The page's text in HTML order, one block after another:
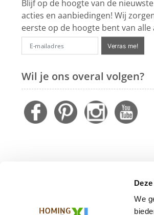
We
Blijf op de hoogte van de
acties en aanbiedingen! Wij
eerste op de hoogte bent van alle
Verras me!
Wil je ons overal volgen?